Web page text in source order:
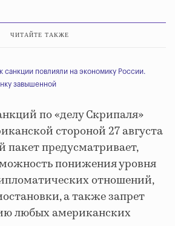
ЧИТАЙТЕ ТАКЖЕ
санкции повлияли на экономику России.
завышенной
по «делу Скрипаля»
стороной 27 августа
пакет предусматривает,
понижения уровня
отношений,
а также запрет
любых американских